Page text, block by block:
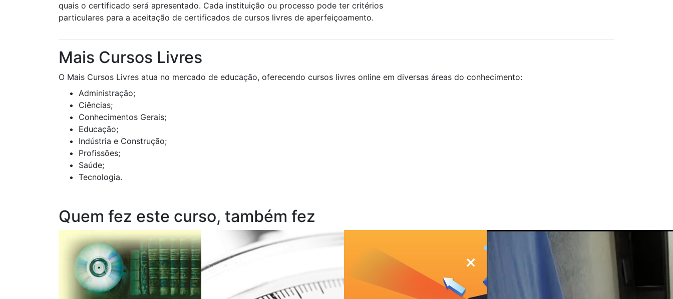
quais o certificado será apresentado. Cada instituição ou processo pode ter critérios
particulares para a aceitação de certificados de cursos livres de aperfeiçoamento.
Mais Cursos Livres
O Mais Cursos Livres atua no mercado de educação, oferecendo cursos livres online em diversas áreas do conhecimento:
Administração;
Ciências;
Conhecimentos Gerais;
Educação;
Indústria e Construção;
Profissões;
Saúde;
Tecnologia.
Quem fez este curso, também fez